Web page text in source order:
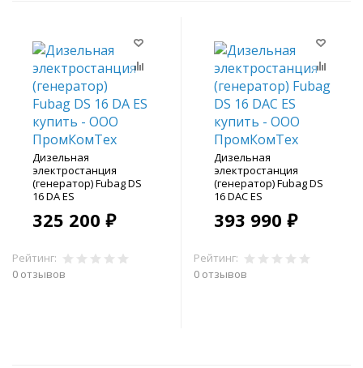
Дизельная
электростанция
(генератор) Fubag DS
16 DA ES
325 200 ₽
Рейтинг:
0 отзывов
Дизельная
электростанция
(генератор) Fubag DS
16 DAC ES
393 990 ₽
Рейтинг:
0 отзывов